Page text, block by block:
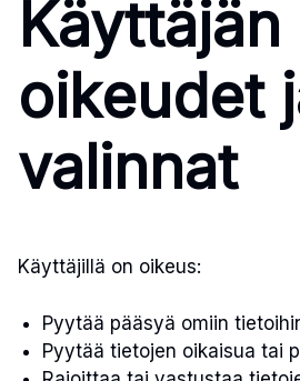
Käyttäjän
oikeudet
valinnat
Käyttäjillä on oikeus:
Pyytää pääsyä omiin
Pyytää tietojen oikaisua tai